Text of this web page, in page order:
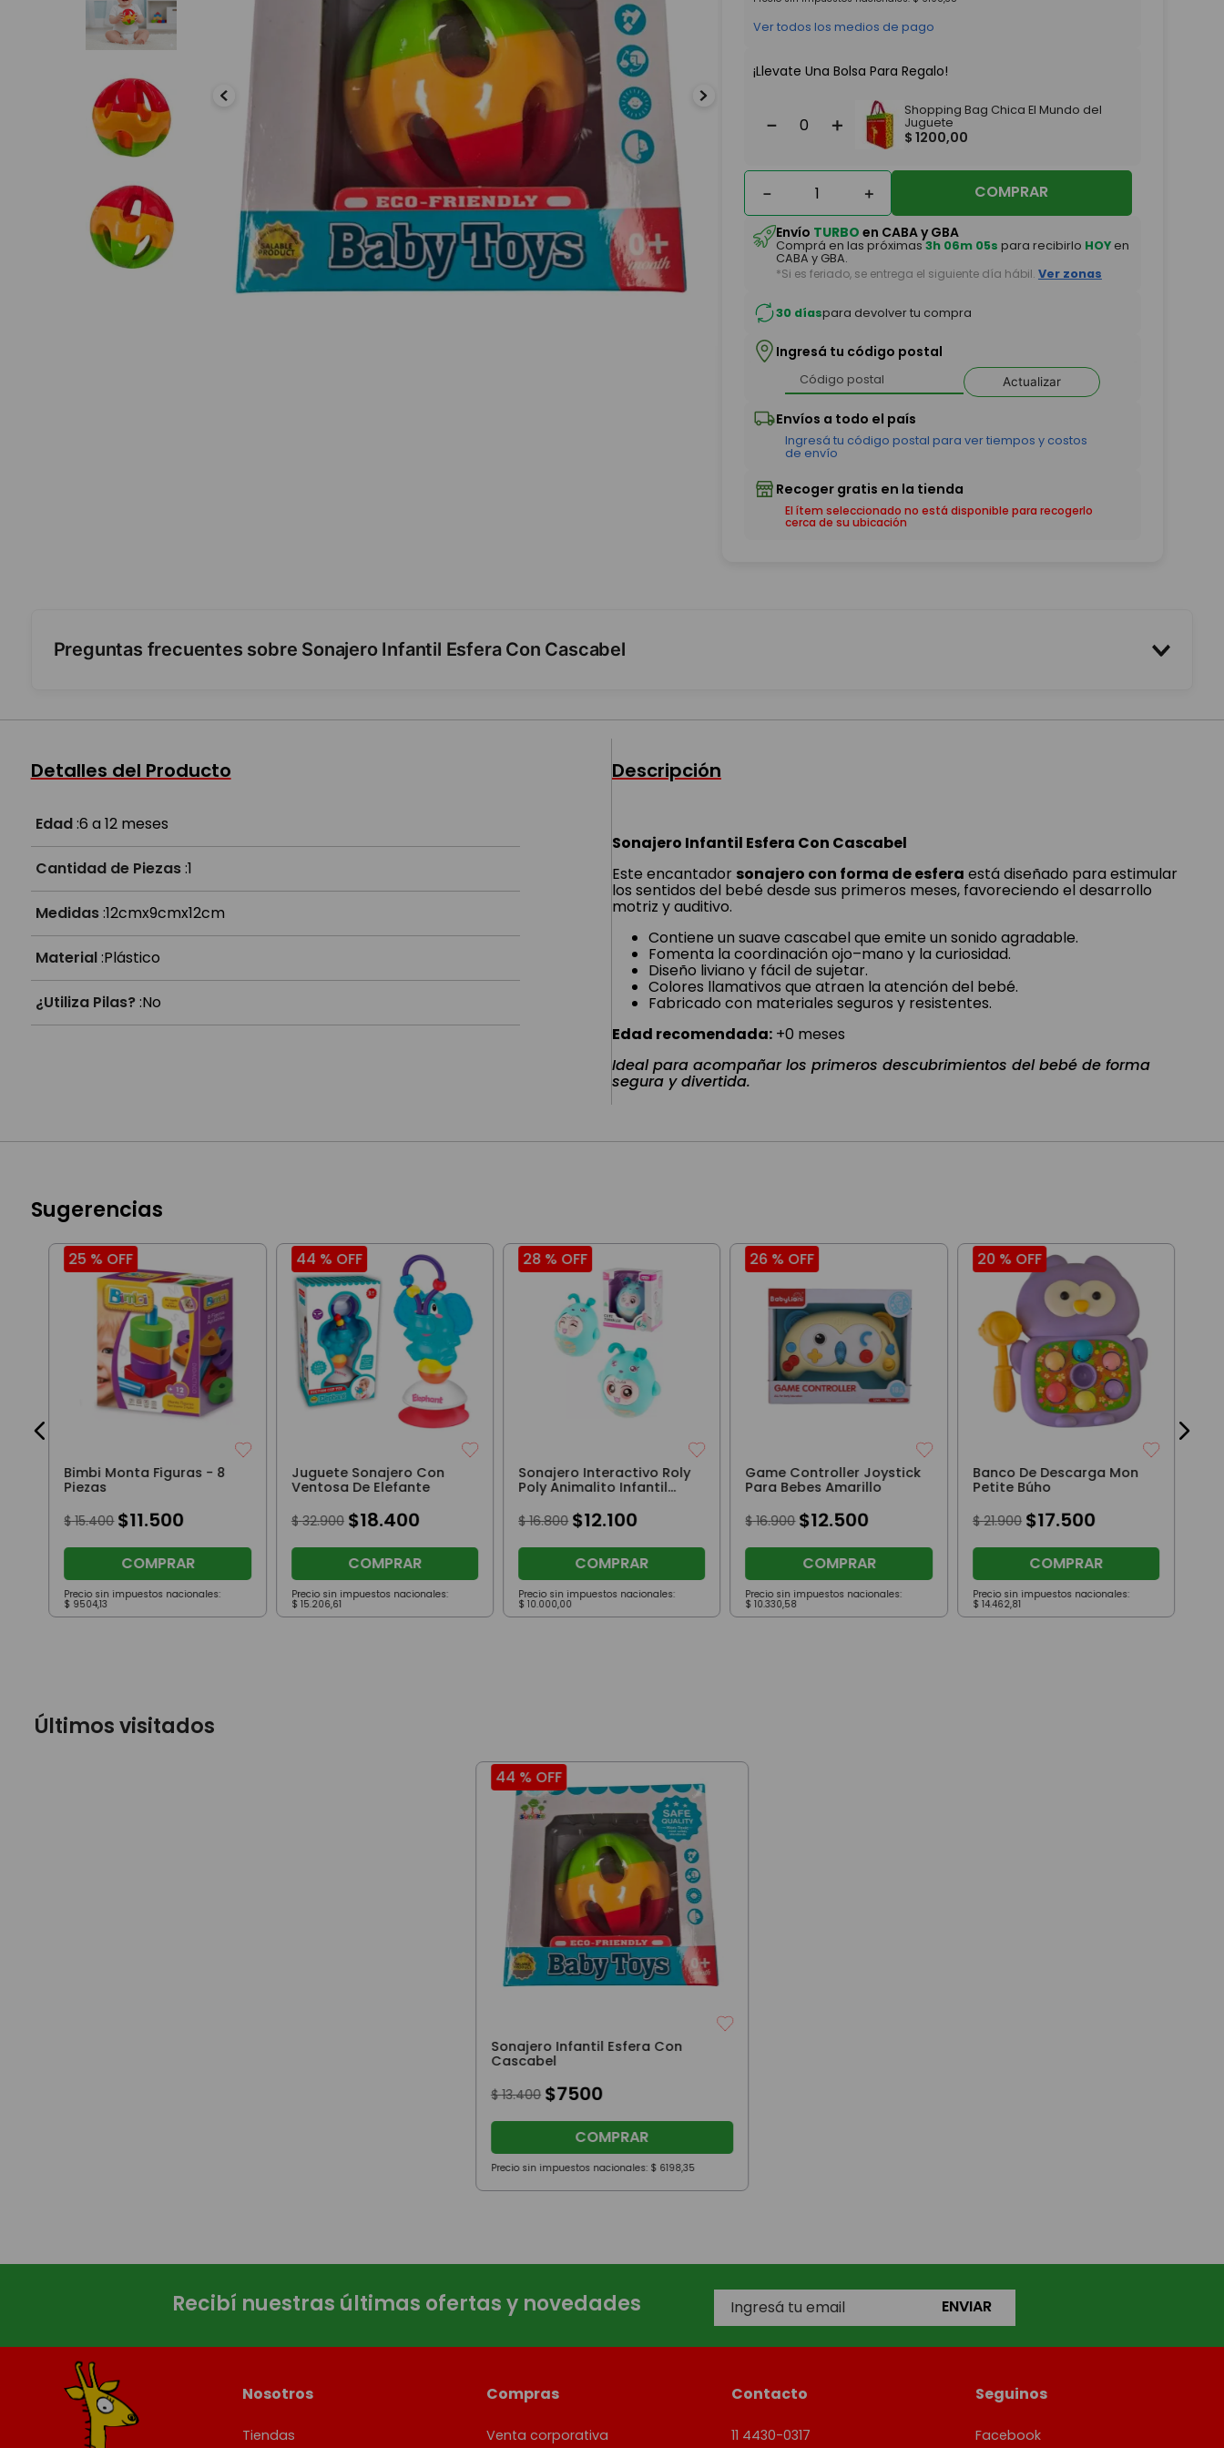
Ver todos los medios de pago
¡Llevate Una Bolsa Para Regalo!
＋
－
Shopping Bag Chica El Mundo del
Juguete
$ 1200,00
＋
－ COMPRAR
Envío TURBO en CABA y GBA
Comprá en las próximas3h 06m 04s para recibirloHOY en
CABA y GBA.
*Si es feriado, se entrega el siguiente día hábil. Ver zonas
30 díaspara devolver tu compra
Ingresá tu código postal
Actualizar
El ítem seleccionado no está disponible para recogerlo
cerca de su ubicación
Preguntas frecuentes sobre Sonajero Infantil Esfera Con Cascabel
¿Qué le aporta al bebé?
Detalles del Producto
Edad:6 a 12 meses
Cantidad de Piezas:1
Medidas:12cmx9cmx12cm
Material:Plástico
¿Utiliza Pilas?:No
Descripción
Sonajero Infantil Esfera Con Cascabel
Este encantador sonajero con forma de esfera está diseñado para estimular
los sentidos del bebé desde sus primeros meses, favoreciendo el desarrollo
motriz y auditivo.
Contiene un suave cascabel que emite un sonido agradable.
Fomenta la coordinación ojo–mano y la curiosidad.
Diseño liviano y fácil de sujetar.
Colores llamativos que atraen la atención del bebé.
Fabricado con materiales seguros y resistentes.
Edad recomendada: +0 meses
Ideal para acompañar los primeros descubrimientos del bebé de forma
segura y divertida.
Sugerencias
25 % OFF
Bimbi Monta Figuras - 8
Piezas
$ 15.400 $11.500
COMPRAR
Precio sin impuestos nacionales:
$ 9504,13
44 % OFF
Juguete Sonajero Con
Ventosa De Elefante
$ 32.900 $18.400
COMPRAR
Precio sin impuestos nacionales:
$ 15.206,61
28 % OFF
Sonajero Interactivo Roly
Poly Animalito Infantil
$ 16.800 $12.100
COMPRAR
Precio sin impuestos nacionales:
$ 10.000,00
26 % OFF
Game Controller Joystick
Para Bebes Amarillo
$ 16.900 $12.500
COMPRAR
Precio sin impuestos nacionales:
$ 10.330,58
20 % OFF
Banco De Descarga Mon
Petite Búho
$ 21.900 $17.500
COMPRAR
Precio sin impuestos nacionales:
$ 14.462,81
Últimos visitados
44 %OFF
Sonajero Infantil Esfera Con
Cascabel
$ 13.400 $7500
COMPRAR
Precio sin impuestos nacionales: $ 6198,35
Recibí nuestras últimas ofertas y novedades ENVIAR
Nosotros
Tiendas
Compras
Venta corporativa
Contacto
11 4430-0317
Seguinos
Facebook